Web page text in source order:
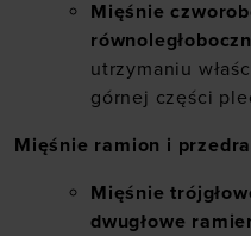
Mięśnie
utrzymaniu
górnej części
Mięśnie ramion i
Mięśnie
dwugłowe